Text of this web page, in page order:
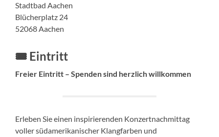
Stadtbad Aachen
Blücherplatz 24
52068 Aachen
🎟️ Eintritt
Freier Eintritt – Spenden sind herzlich willkommen
Erleben Sie einen inspirierenden Konzertnachmittag
voller südamerikanischer Klangfarben und